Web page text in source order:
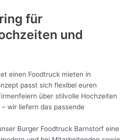
für
und
einen Foodtruck mieten in
passt sich flexibel euren
über stilvolle Hochzeiten
wir liefern das passende
Burger Foodtruck Barnstorf eine